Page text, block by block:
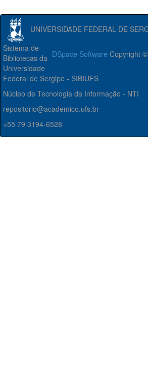
UNIVERSIDADE FEDERAL DE
DSpace Software Copyright
Sistema de
Bibliotecas da
Universidade
Federal de Sergipe - SIBIUFS
Núcleo de Tecnologia da Informação - NTI
repositorio@academico.ufs.br
+55 79 3194-6528